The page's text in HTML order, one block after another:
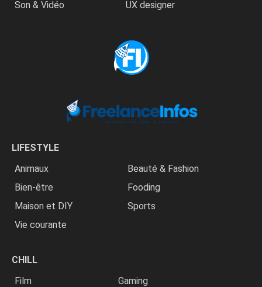
Son & Vidéo
UX designer
LIFESTYLE
Animaux
Beauté & Fashion
Bien-être
Fooding
Maison et DIY
Sports
Vie courante
CHILL
Film
Gaming